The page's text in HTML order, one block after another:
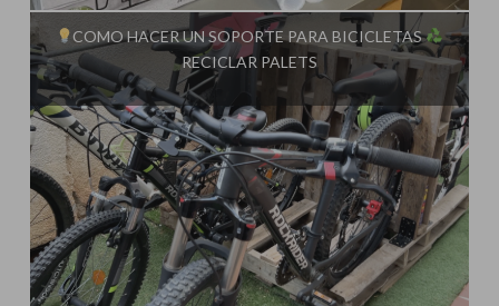
COMO HACER UN SOPORTE PARA BICICLETAS
RECICLAR PALETS